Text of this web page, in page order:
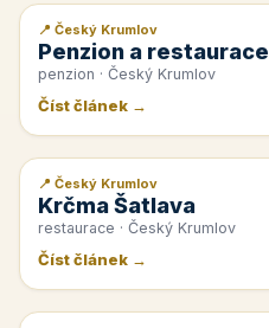
📰 PR článek
📍 Český Krumlov
Penzion a
penzion · Český Krumlov
Číst článek →
📰 PR článek
📍 Český Krumlov
Krčma Šatlava
restaurace · Český Krumlov
Číst článek →